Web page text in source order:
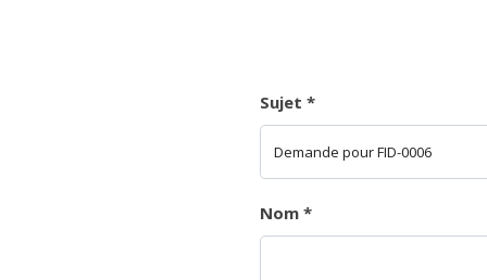
Sujet *
Nom *